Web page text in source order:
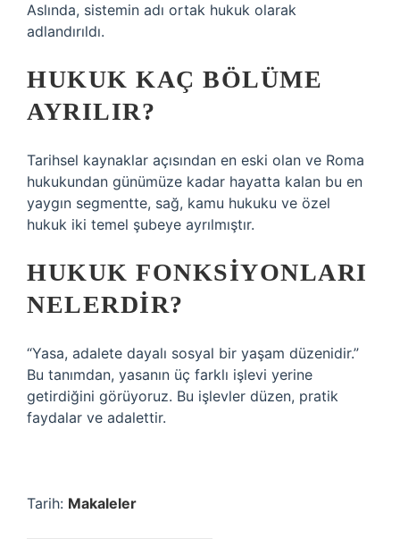
Aslında, sistemin adı ortak hukuk olarak
adlandırıldı.
HUKUK KAÇ BÖLÜME
AYRILIR?
Tarihsel kaynaklar açısından en eski olan ve Roma
hukukundan günümüze kadar hayatta kalan bu en
yaygın segmentte, sağ, kamu hukuku ve özel
hukuk iki temel şubeye ayrılmıştır.
HUKUK FONKSIYONLARI
NELERDIR?
“Yasa, adalete dayalı sosyal bir yaşam düzenidir.”
Bu tanımdan, yasanın üç farklı işlevi yerine
getirdiğini görüyoruz. Bu işlevler düzen, pratik
faydalar ve adalettir.
Tarih: Makaleler